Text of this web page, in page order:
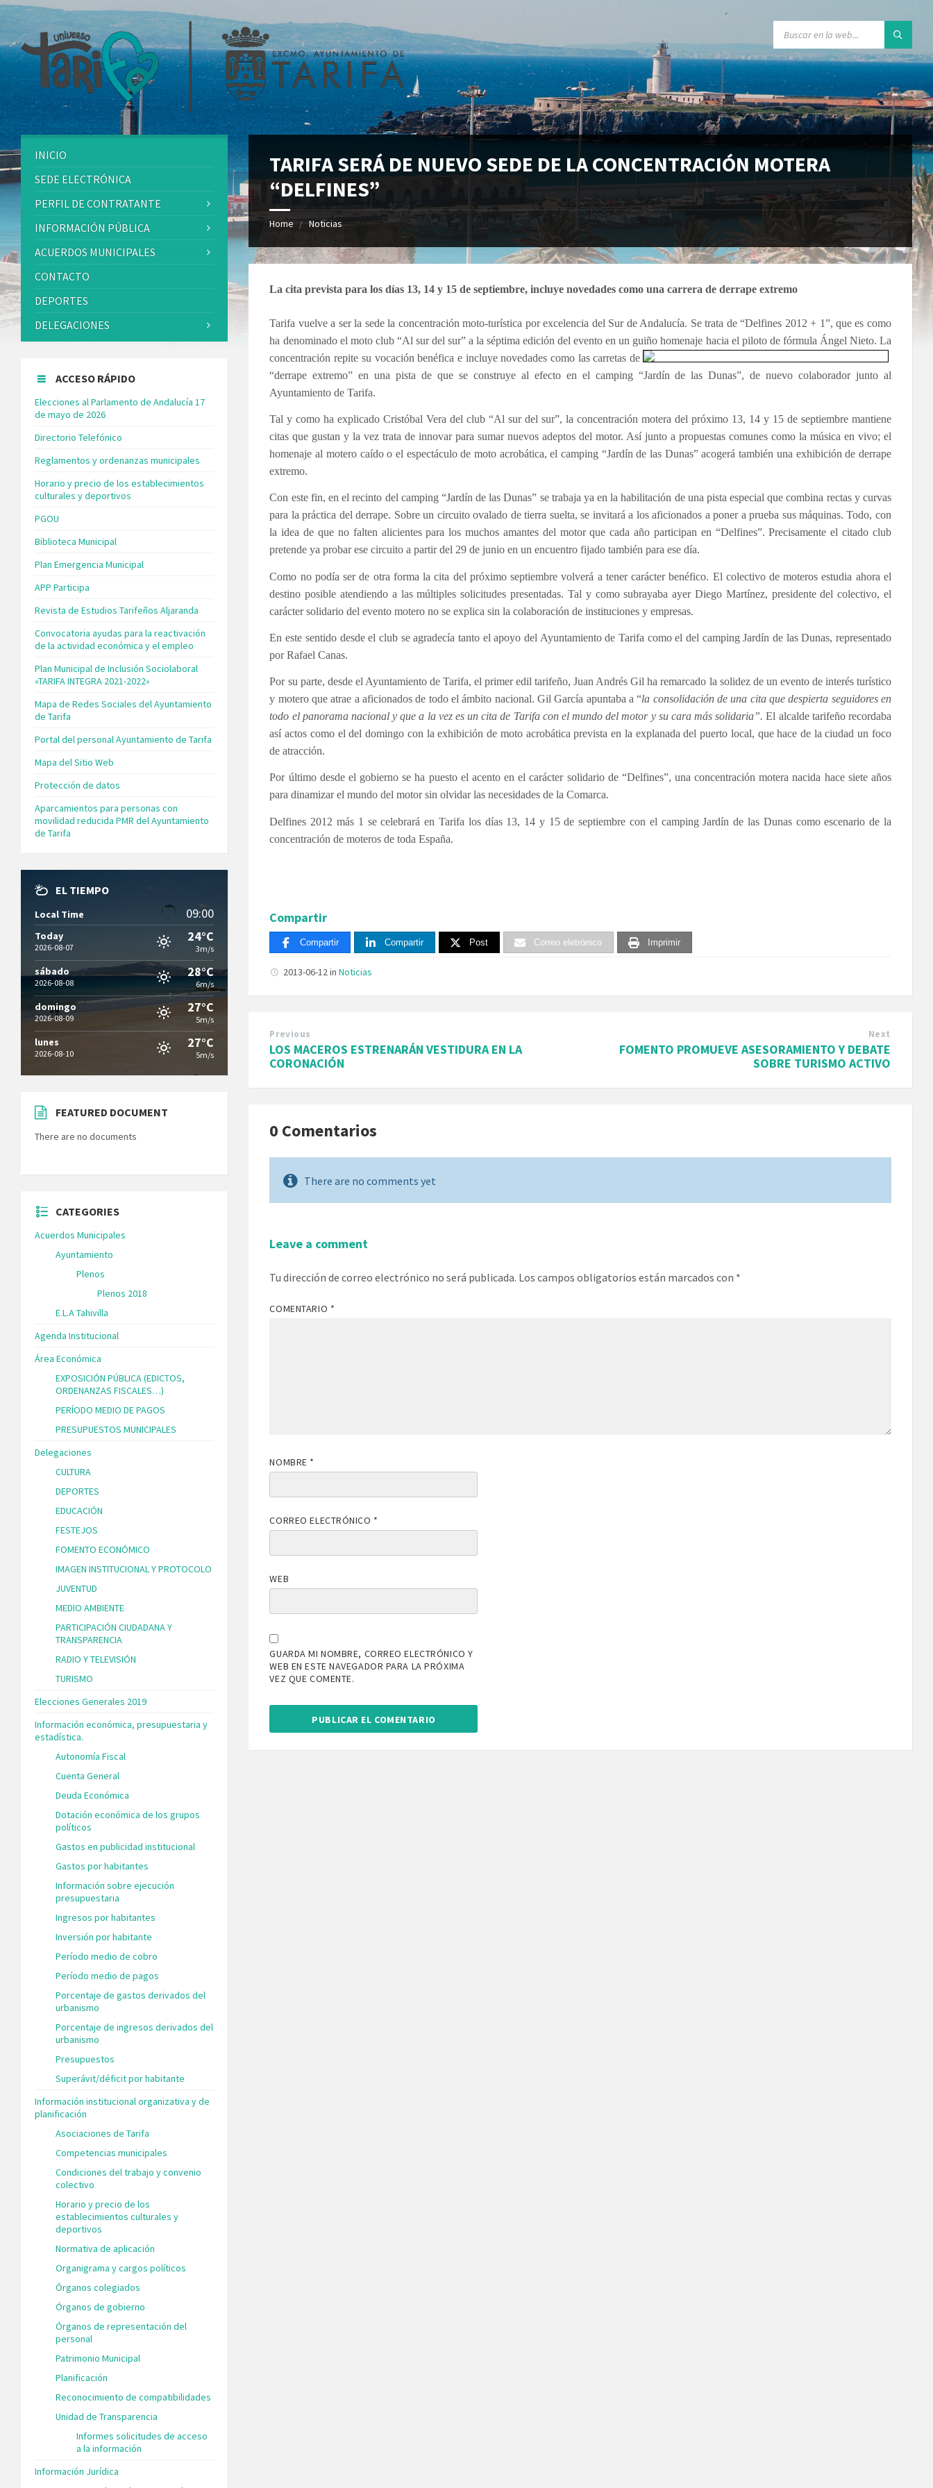
TARIFA SERÁ DE NUEVO SEDE DE LA CONCENTRACIÓN MOTERA
“DELFINES”
Home Noticias
La cita prevista para los días 13, 14 y 15 de septiembre, incluye novedades como una carrera de derrape extremo
Tarifa vuelve a ser la sede la concentración moto-turística por excelencia del Sur de Andalucía. Se trata de “Delfines 2012 + 1”, que es como
ha denominado el moto club “Al sur del sur” a la séptima edición del evento en un guiño homenaje hacia el pilotode fórmula Ángel Nieto. La
concentración repite su vocación benéfica e incluye novedades como las carretas de
“derrape extremo” en una pista de que se construye al efecto en el camping “Jardín de las Dunas”, de nuevo colaborador junto al
Ayuntamiento de Tarifa.
Tal y como ha explicado Cristóbal Vera del club “Al sur del sur”, la concentración motera del próximo 13, 14 y 15 de septiembre mantiene
citas que gustan y la vez trata de innovar para sumar nuevos adeptos del motor. Así junto a propuestas comunes como la música en vivo; el
homenaje al motero caído o el espectáculo de moto acrobática, el camping “Jardín de las Dunas” acogerá también una exhibición de derrape
extremo.
Con este fin, en el recinto del camping “Jardín de las Dunas” se trabaja ya en la habilitación de una pista especial que combina rectas y curvas
para la práctica del derrape. Sobre un circuito ovalado de tierra suelta, se invitará a los aficionados a poner a prueba sus máquinas. Todo, con
la idea de que no falten alicientes para los muchos amantes del motor que cada año participan en “Delfines”. Precisamente el citado club
pretende ya probar ese circuito a partir del 29 de junio en un encuentro fijado también para ese día.
Como no podía ser de otra forma la cita del próximo septiembre volverá a tener carácter benéfico. El colectivo de moteros estudia ahora el
destino posible atendiendo a las múltiples solicitudes presentadas. Tal y como subrayaba ayer Diego Martínez, presidente del colectivo, el
carácter solidario del evento motero no se explica sin la colaboración de instituciones y empresas.
En este sentido desde el club se agradecía tanto el apoyo del Ayuntamiento de Tarifa como el del camping Jardín de las Dunas, representado
por Rafael Canas.
Por su parte, desde el Ayuntamiento de Tarifa, el primer edil tarifeño, Juan Andrés Gil ha remarcado la solidez de un evento de interés turístico
y motero que atrae a aficionados de todo el ámbito nacional. Gil García apuntaba a “la consolidación de una cita que despierta seguidores en
todo el panorama nacional y que a la vez es un cita de Tarifa con el mundo del motor y su cara más solidaria”.El alcalde tarifeño recordaba
así actos como el del domingo con la exhibición de moto acrobática prevista en la explanada del puerto local, que hace de la ciudad un foco
de atracción.
Por último desde el gobierno se ha puesto el acento en el carácter solidario de “Delfines”, una concentración motera nacida hace siete años
para dinamizar el mundo del motor sin olvidar las necesidades de la Comarca.
Delfines 2012 más 1 se celebrará en Tarifa los días 13, 14 y 15 de septiembre con el camping Jardín de las Dunas como escenario de la
concentración de moteros de toda España.
Compartir
Compartir Compartir Post Correo eletrónico Imprimir
2013-06-12inNoticias
Previous
LOS MACEROS ESTRENARÁN VESTIDURA EN LA
CORONACIÓN
Next
FOMENTO PROMUEVE ASESORAMIENTO Y DEBATE
SOBRE TURISMO ACTIVO
0 Comentarios
There are no comments yet
Leave a comment
Tu dirección de correo electrónico no será publicada. Los campos obligatorios están marcados con *
COMENTARIO *
NOMBRE *
CORREO ELECTRÓNICO *
WEB
GUARDA MI NOMBRE, CORREO ELECTRÓNICO Y
WEB EN ESTE NAVEGADOR PARA LA PRÓXIMA
VEZ QUE COMENTE.
INICIO
SEDE ELECTRÓNICA
PERFIL DE CONTRATANTE
INFORMACIÓN PÚBLICA
ACUERDOS MUNICIPALES
CONTACTO
DEPORTES
DELEGACIONES
ACCESO RÁPIDO
Elecciones al Parlamento de Andalucía 17
de mayo de 2026
Directorio Telefónico
Reglamentos y ordenanzas municipales
Horario y precio de los establecimientos
culturales y deportivos
PGOU
Biblioteca Municipal
Plan Emergencia Municipal
APP Participa
Revista de Estudios Tarifeños Aljaranda
Convocatoria ayudas para la reactivación
de la actividad económica y el empleo
Plan Municipal de Inclusión Sociolaboral
«TARIFA INTEGRA 2021-2022»
Mapa de Redes Sociales del Ayuntamiento
de Tarifa
Portal del personal Ayuntamiento de Tarifa
Mapa del Sitio Web
Protección de datos
Aparcamientos para personas con
movilidad reducida PMR del Ayuntamiento
de Tarifa
EL TIEMPO
Local Time 09:00
Today
2026-08-07
24°C
3m/s
sábado
2026-08-08
28°C
6m/s
domingo
2026-08-09
27°C
5m/s
lunes
2026-08-10
27°C
5m/s
FEATURED DOCUMENT
There are no documents
CATEGORIES
Acuerdos Municipales
Ayuntamiento
Plenos
Plenos 2018
E.L.A Tahivilla
Agenda Institucional
Área Económica
EXPOSICIÓN PÚBLICA (EDICTOS,
ORDENANZAS FISCALES…)
PERÍODO MEDIO DE PAGOS
PRESUPUESTOS MUNICIPALES
Delegaciones
CULTURA
DEPORTES
EDUCACIÓN
FESTEJOS
FOMENTO ECONÓMICO
IMAGEN INSTITUCIONAL Y PROTOCOLO
JUVENTUD
MEDIO AMBIENTE
PARTICIPACIÓN CIUDADANA Y
TRANSPARENCIA
RADIO Y TELEVISIÓN
TURISMO
Elecciones Generales 2019
Información económica, presupuestaria y
estadística.
Autonomía Fiscal
Cuenta General
Deuda Económica
Dotación económica de los grupos
políticos
Gastos en publicidad institucional
Gastos por habitantes
Información sobre ejecución
presupuestaria
Ingresos por habitantes
Inversión por habitante
Período medio de cobro
Período medio de pagos
Porcentaje de gastos derivados del
urbanismo
Porcentaje de ingresos derivados del
urbanismo
Presupuestos
Superávit/déficit por habitante
Información institucional organizativa y de
planificación
Asociaciones de Tarifa
Competencias municipales
Condiciones del trabajo y convenio
colectivo
Horario y precio de los
establecimientos culturales y
deportivos
Normativa de aplicación
Organigrama y cargos políticos
Órganos colegiados
Órganos de gobierno
Órganos de representación del
personal
Patrimonio Municipal
Planificación
Reconocimiento de compatibilidades
Unidad de Transparencia
Informes solicitudes de acceso
a la información
Información Jurídica